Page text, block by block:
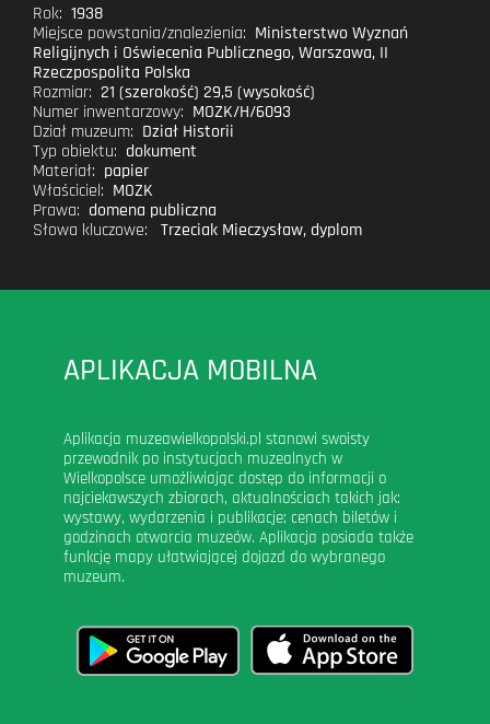
Rok: 1938
Miejsce powstania/znalezienia: Ministerstwo Wyznań
Religijnych i Oświecenia Publicznego, Warszawa, II
Rzeczpospolita Polska
Rozmiar: 21 (szerokość) 29,5 (wysokość)
Numer inwentarzowy: MOZK/H/6093
Dział muzeum: Dział Historii
Typ obiektu: dokument
Materiał: papier
Właściciel: MOZK
Prawa: domena publiczna
Słowa kluczowe:
Trzeciak Mieczysław, dyplom
APLIKACJA MOBILNA
Aplikacja muzeawielkopolski.pl stanowi swoisty
przewodnik po instytucjach muzealnych w
Wielkopolsce umożliwiając dostęp do informacji o
najciekawszych zbiorach, aktualnościach takich jak:
wystawy, wydarzenia i publikacje; cenach biletów i
godzinach otwarcia muzeów. Aplikacja posiada także
funkcję mapy ułatwiającej dojazd do wybranego
muzeum.